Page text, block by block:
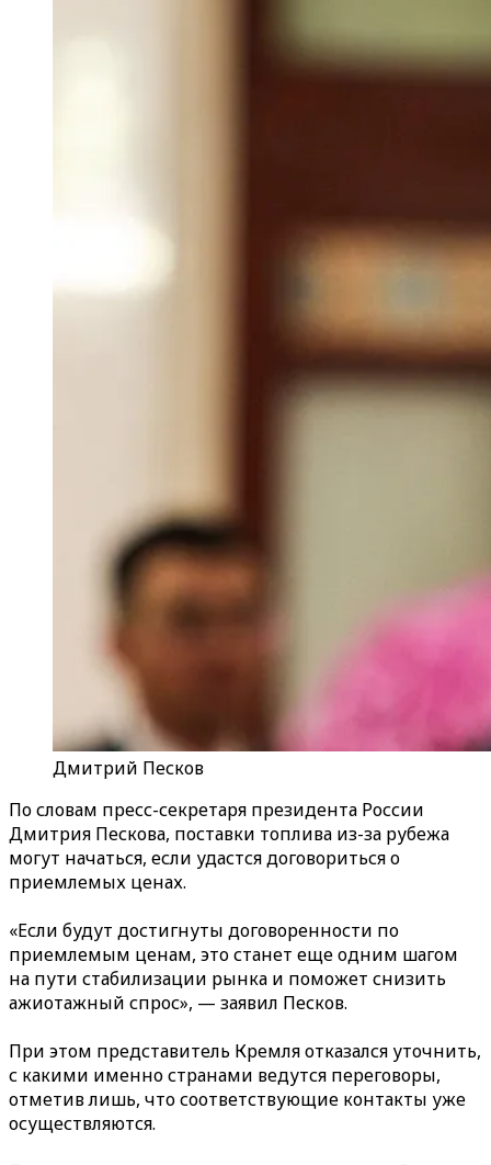
Дмитрий Песков
По словам пресс-секретаря президента России
Дмитрия Пескова, поставки топлива из-за рубежа
могут начаться, если удастся договориться о
приемлемых ценах.
«Если будут достигнуты договоренности по
приемлемым ценам, это станет еще одним шагом
на пути стабилизации рынка и поможет снизить
ажиотажный спрос», — заявил Песков.
При этом представитель Кремля отказался уточнить,
с какими именно странами ведутся переговоры,
отметив лишь, что соответствующие контакты уже
осуществляются.